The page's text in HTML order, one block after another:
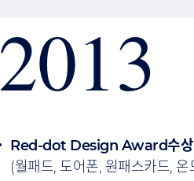
2013
Red-dot Design Award수상
(월패드, 도어폰, 원패스카드, 온